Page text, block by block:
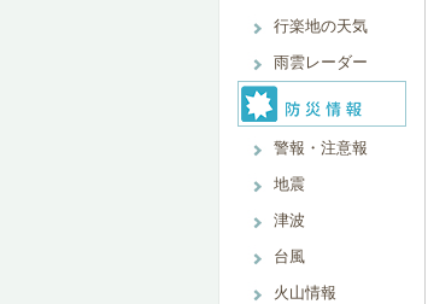
行楽地の天気
雨雲レーダー
警報・注意報
地震
津波
台風
火山情報